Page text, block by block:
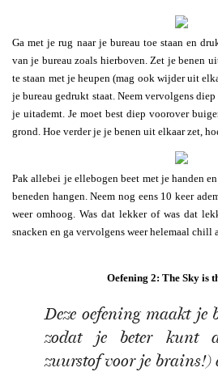
Ga met je rug naar je bureau toe staan en
van je bureau zoals hierboven. Zet je benen
te staan met je heupen (mag ook wijder uit
je bureau gedrukt staat. Neem vervolgens
je uitademt. Je moet best diep voorover
grond. Hoe verder je je benen uit elkaar zet,
Pak allebei je ellebogen beet met je handen
beneden hangen. Neem nog eens 10 keer
weer omhoog. Was dat lekker of was dat
snacken en ga vervolgens weer helemaal chill
Oefening 2: The Sky is
Deze oefening maakt je
zodat je beter kunt
zuurstof voor je brains!)